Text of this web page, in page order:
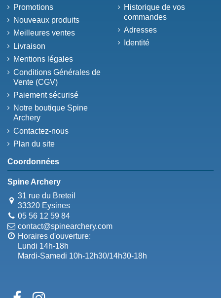
Promotions
Nouveaux produits
Meilleures ventes
Livraison
Mentions légales
Conditions Générales de
Vente (CGV)
Paiement sécurisé
Notre boutique Spine
Archery
Contactez-nous
Plan du site
Historique de vos
commandes
Adresses
Identité
Coordonnées
Spine Archery
31 rue du Breteil
33320 Eysines
05 56 12 59 84
contact@spinearchery.com
Horaires d'ouverture:
Lundi 14h-18h
Mardi-Samedi 10h-12h30/14h30-18h